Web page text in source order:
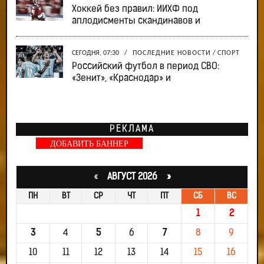
Хоккей без правил: ИИХФ под
аплодисменты скандинавов и
СЕГОДНЯ, 07:30 / ПОСЛЕДНИЕ НОВОСТИ / СПОРТ
Российский футбол в период СВО:
«Зенит», «Краснодар» и
РЕКЛАМА
ДОБАВИТЬ БАННЕР
«АВГУСТ 2026 »
ПН ВТ СР ЧТ ПТ СБ ВС
1 2
3 4 5 6 7 8 9
10 11 12 13 14 15 16